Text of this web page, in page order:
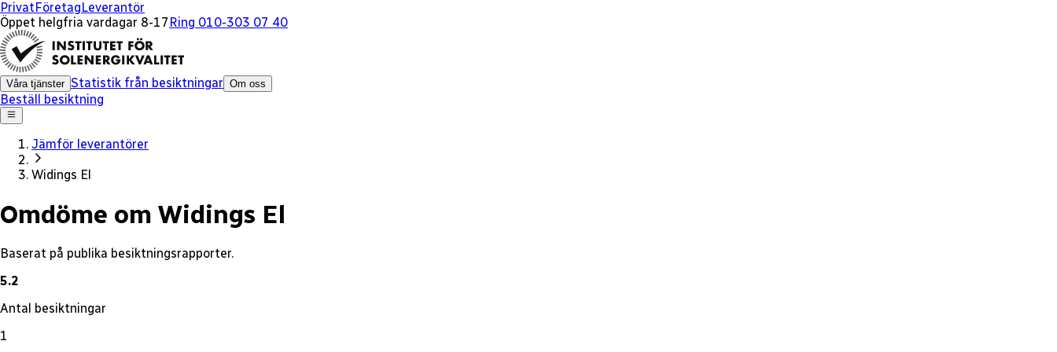
PrivatFöretagLeverantör
Öppet helgfria vardagar 8-17 Ring 010-303 07 40
Våra tjänster Statistik från besiktningar Om oss
Beställ besiktning
Jämför leverantörer
Widings El
Omdöme om Widings El
Baserat på publika besiktningsrapporter.
5.2
x
Antal besiktningar
1